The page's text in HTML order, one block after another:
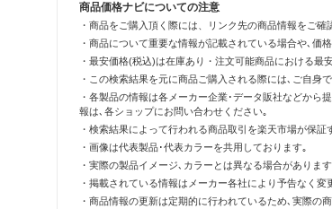
商品価格ナビについての注意
・商品をご購入頂く際には、リンク先の商品情報をご
・商品について重要な情報が記載されている場合や､価
・最安価格(税込)は在庫あり・注文可能商品における最
・この検索結果を元に商品ご購入される際には､ご自身
・各製品の情報は各メーカー企業･データ販社などか
報は､各ショップにお問い合わせください｡
・検索結果によって行われる商品取引を楽天市場が保証
・画像は代表製品･代表カラーを共用しております｡
・実際の製品イメージ､カラーとは異なる場合があります
・掲載されている情報はメーカー各社により予告なく変
・商品情報の更新は定期的に行われているため､実際の